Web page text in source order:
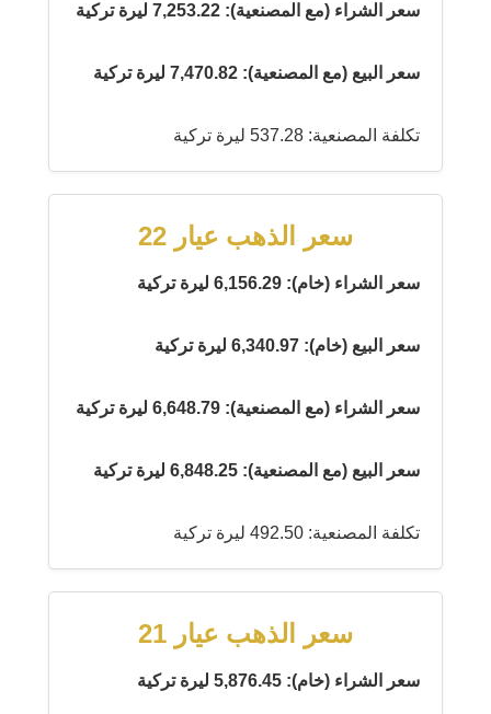
سعر الشراء (مع المصنعية): 7,253.22 ليرة تركية
سعر البيع (مع المصنعية): 7,470.82 ليرة تركية
تكلفة المصنعية: 537.28 ليرة تركية
سعر الذهب عيار 22
سعر الشراء (خام): 6,156.29 ليرة تركية
سعر البيع (خام): 6,340.97 ليرة تركية
سعر الشراء (مع المصنعية): 6,648.79 ليرة تركية
سعر البيع (مع المصنعية): 6,848.25 ليرة تركية
تكلفة المصنعية: 492.50 ليرة تركية
سعر الذهب عيار 21
سعر الشراء (خام): 5,876.45 ليرة تركية